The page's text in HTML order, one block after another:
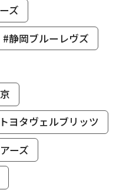
ズ
#静岡ブルーレヴズ
ヨタヴェルブリッツ
ーズ